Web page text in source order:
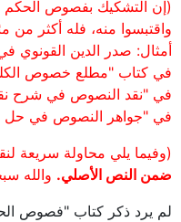
(إن التشكيك بفصوص الحكم
واقتبسوا منه، فله أكثر
أمثال: صدر الدين القونوي
في كتاب "مطلع خصوص
في "نقد النصوص في شرح
في "جواهر النصوص في حل
(وفيما يلي محاولة سريعة
ضمن النص الأصلي. والله
لم يرد ذكر كتاب "فصوص